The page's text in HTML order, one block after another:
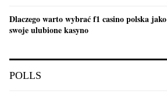
Dlaczego warto wybrać f1 casino polska jako
swoje ulubione kasyno
POLLS